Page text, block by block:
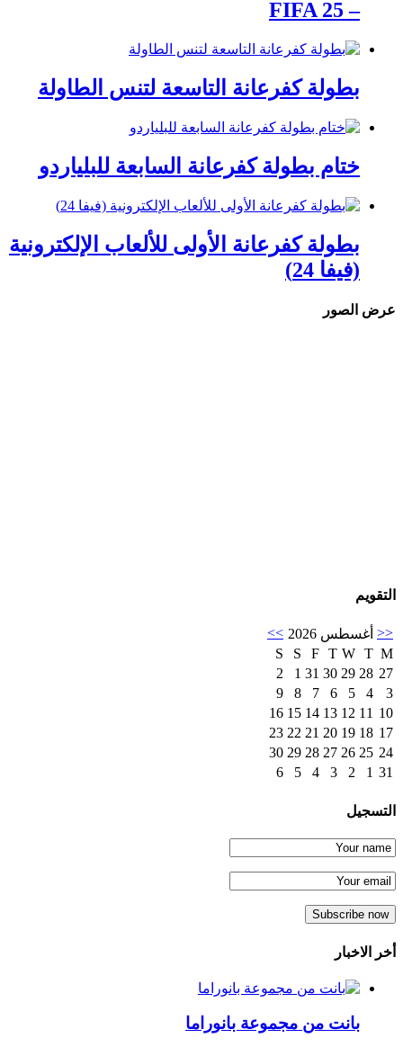
– FIFA 25
بطولة كفرعانة التاسعة لتنس الطاولة
ختام بطولة كفرعانة السابعة للبلياردو
بطولة كفرعانة الأولى للألعاب الإلكترونية
(فيفا 24)
عرض الصور
التقويم
<< أغسطس 2026
>>
M
T
W
T
F
S
S
27
28
29
30
31
1
2
3
4
5
6
7
8
9
10
11
12
13
14
15
16
17
18
19
20
21
22
23
24
25
26
27
28
29
30
31
1
2
3
4
5
6
التسجيل
أخر الاخبار
بانت من مجموعة بانوراما